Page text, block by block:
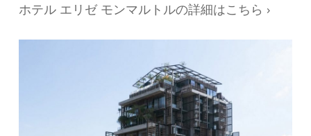
ホテル エリゼ モンマルトルの詳細はこちら ›